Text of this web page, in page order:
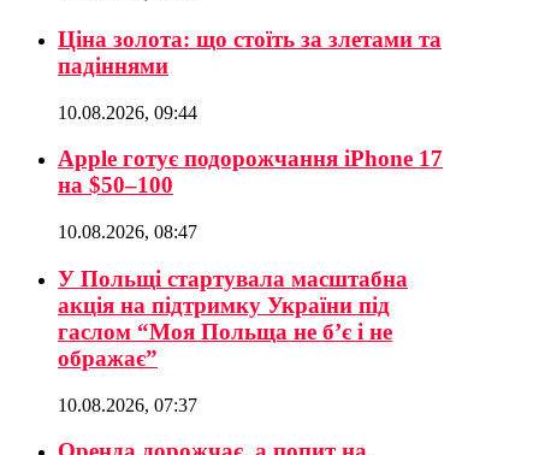
Ціна золота: що стоїть за злетами та
падіннями
10.08.2026, 09:44
Apple готує подорожчання iPhone 17
на $50–100
10.08.2026, 08:47
У Польщі стартувала масштабна
акція на підтримку України під
гаслом “Моя Польща не б’є і не
ображає”
10.08.2026, 07:37